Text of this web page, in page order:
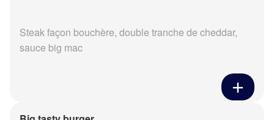
Steak façon bouchère, double tranche de cheddar,
sauce big mac